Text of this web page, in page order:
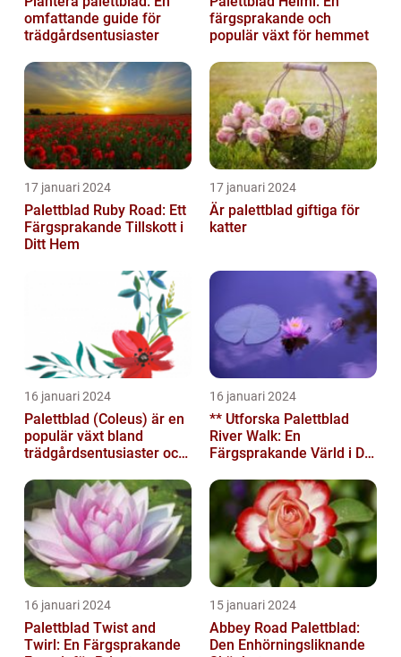
omfattande guide för
trädgårdsentusiaster
färgsprakande och
populär växt för hemmet
17 januari 2024
Palettblad Ruby Road: Ett
Färgsprakande Tillskott i
Ditt Hem
17 januari 2024
Är palettblad giftiga för
katter
16 januari 2024
Palettblad (Coleus) är en
populär växt bland
trädgårdsentusiaster och
16 januari 2024
** Utforska Palettblad
River Walk: En
Färgsprakande Värld i Din
16 januari 2024
Palettblad Twist and
Twirl: En Färgsprakande
15 januari 2024
Abbey Road Palettblad:
Den Enhörningsliknande